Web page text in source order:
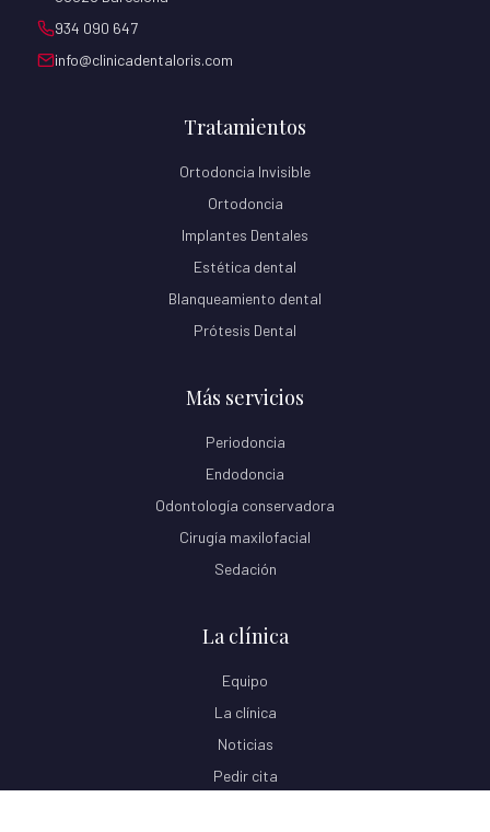
934 090 647
info@clinicadentaloris.com
Tratamientos
Ortodoncia Invisible
Ortodoncia
Implantes Dentales
Estética dental
Blanqueamiento dental
Prótesis Dental
Más servicios
Periodoncia
Endodoncia
Odontología conservadora
Cirugía maxilofacial
Sedación
La clínica
Equipo
La clínica
Noticias
Pedir cita